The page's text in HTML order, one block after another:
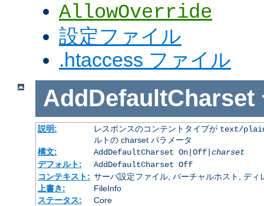
AllowOverride
設定ファイル
.htaccess ファイル
AddDefaultCharset
説明: レスポンスのコンテントタイプが text/
ルトの charset パラメータ
構文:
AddDefaultCharset On|Off| charset
デフォルト:
AddDefaultCharset Off
コンテキスト: サーバ設定ファイル, バーチャルホスト, ディ
上書き:
FileInfo
ステータス:
Core